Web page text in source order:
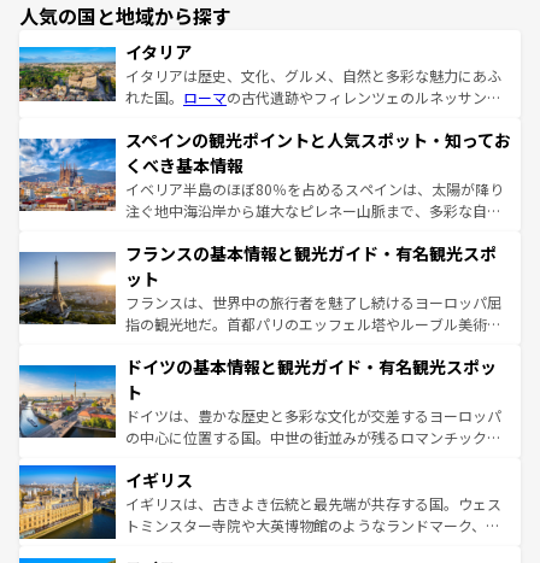
人気の国と地域から探す
イタリア
イタリアは歴史、文化、グルメ、自然と多彩な魅力にあふ
れた国。 ローマの古代遺跡やフィレンツェのルネッサンス
ろん、トスカーナの美しい田園風景やアマルフィ海岸の絶
景など、自然景観も見逃せない。観光の合間には、本場の
ピザやパスタなど、絶品のイタリア料理を堪能することも
できる。朝目覚めてから夜眠るまで、すべての瞬間を楽し
なお、新着のイタリア情報はコンテンツ一覧を参照してほ
しい。
スペインの観光ポイントと人気スポット・知ってお
くべき基本情報
イベリア半島のほぼ80％を占めるスペインは、太陽が降り
注ぐ地中海沿岸から雄大なピレネー山脈まで、多彩な自然
文化が根付くこの国では、情熱的なフラメンコ、熱気あふ
れる闘牛、そして美味しいタパスが生活の一部となってい
る。首都マドリードの洗練された雰囲気や、バルセロナの
アートに溢れた街角から、地方では古代ローマ遺跡や中世
せる。地方によって風土や気候が異なるスペインはその個
ンテンツ一覧 を参照してほしい。
フランスの基本情報と観光ガイド・有名観光スポ
ット
フランスは、世界中の旅行者を魅了し続けるヨーロッパ屈
指の観光地だ。首都パリのエッフェル塔やルーブル美術館
で、幅広い魅力が詰まっている。華麗な宮殿、歴史的な大
聖堂、美しいビーチ、そして豊かな自然が、訪れる者を心
から魅了する。また、フランスは美食の国としても知ら
れ、フランス料理はユネスコ無形文化遺産にも登録されて
香り高いラベンダー畑など、多彩な楽しみ方が可能だ。さ
らに、パリ以外の地域にも魅力が溢れており、どの街角に
も豊かな歴史と文化が息づいている。パリ以外の個性あふ
ドイツの基本情報と観光ガイド・有名観光スポッ
ト
ドイツは、豊かな歴史と多彩な文化が交差するヨーロッパ
の中心に位置する国。中世の街並みが残るロマンチック街
顔を持つこの国は、どこを歩いても飽きることがない。ベ
ルリンの文化的活気、バイエルン州のアルプスの絶景、そ
してライン川沿いのワイン畑といった風景は必見。ビール
イギリス
イギリスは、古きよき伝統と最先端が共存する国。ウェス
トミンスター寺院や大英博物館のようなランドマーク、歴